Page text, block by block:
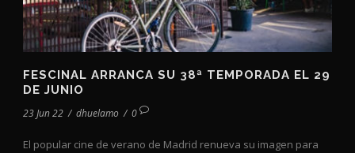
FESCINAL ARRANCA SU 38ª TEMPORADA EL 29
DE JUNIO
23 Jun 22 / dhuelamo / 0
El popular cine de verano de Madrid renueva su imagen para